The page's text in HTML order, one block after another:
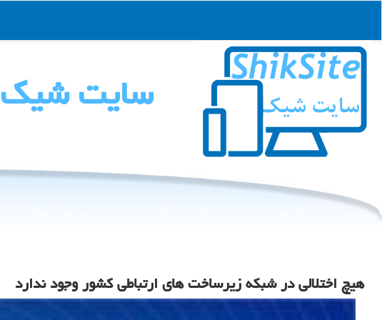
سایت شیك
هیچ اختلالی در شبکه زیرساخت های ارتباطی کشور وجود ندارد